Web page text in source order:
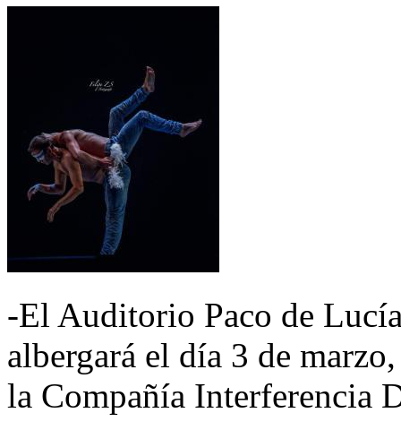
-El Auditorio Paco de
albergará el día 3 de
la Compañía Interferencia